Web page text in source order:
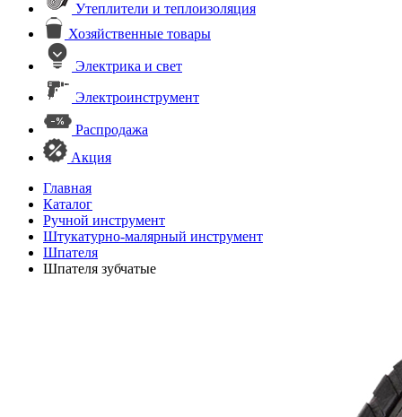
Утеплители и теплоизоляция
Хозяйственные товары
Электрика и свет
Электроинструмент
Распродажа
Акция
Главная
Каталог
Ручной инструмент
Штукатурно-малярный инструмент
Шпателя
Шпателя зубчатые